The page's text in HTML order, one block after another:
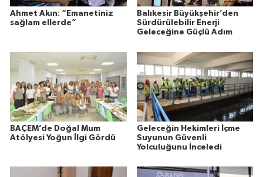
Ahmet Akın: “Emanetiniz
sağlam ellerde”
Balıkesir Büyükşehir’den
Sürdürülebilir Enerji
Geleceğine Güçlü Adım
BAÇEM’de Doğal Mum
Atölyesi Yoğun İlgi Gördü
Geleceğin Hekimleri İçme
Suyunun Güvenli
Yolculuğunu İnceledi